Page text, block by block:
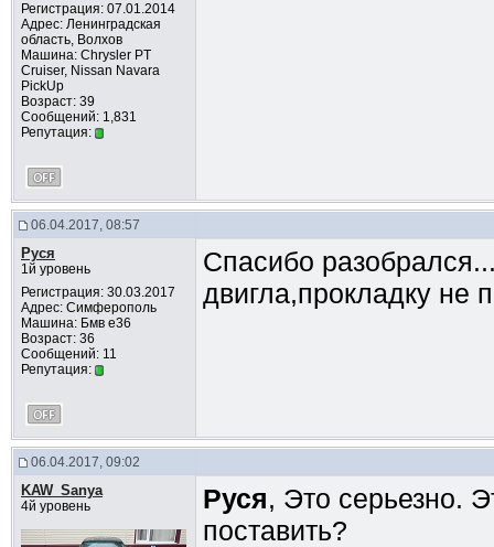
Регистрация: 07.01.2014
Адрес: Ленинградская
область, Волхов
Машина: Chrysler PT
Cruiser, Nissan Navara
PickUp
Возраст: 39
Сообщений: 1,831
Репутация:
06.04.2017, 08:57
Руся
1й уровень
Регистрация: 30.03.2017
Адрес: Симферополь
Машина: Бмв е36
Возраст: 36
Сообщений: 11
Репутация:
Спасибо
двигла,прокладку не
06.04.2017, 09:02
KAW_Sanya
4й уровень Руся, Это серьезно.
поставить?